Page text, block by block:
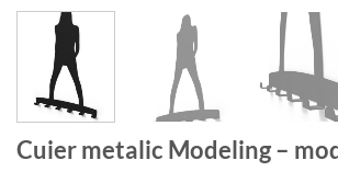
Cuier metalic Modeling –